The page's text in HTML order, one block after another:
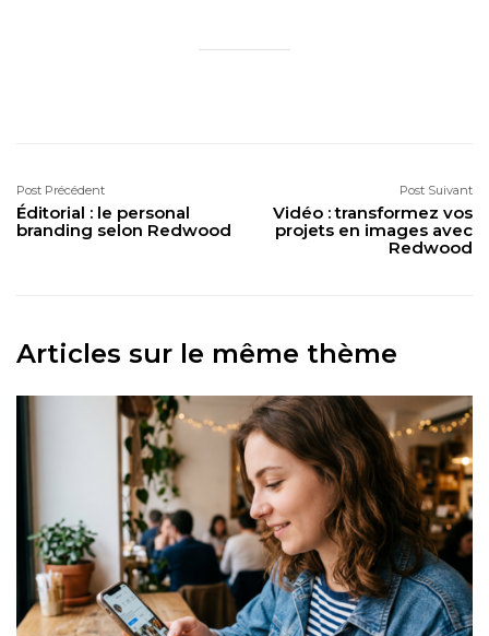
Post Précédent
Éditorial : le personal
branding selon Redwood
Post Suivant
Vidéo : transformez vos
projets en images avec
Redwood
Articles sur le même thème